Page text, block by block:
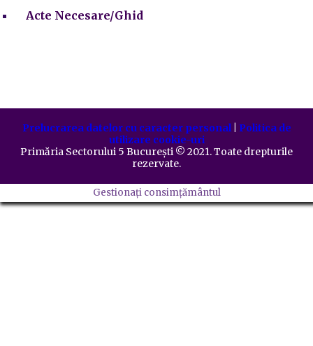
Acte Necesare/Ghid
Prelucrarea datelor cu caracter personal| Politica de
utilizare cookie-uri
Primăria Sectorului 5 București ©️ 2021. Toate drepturile
rezervate.
Gestionați consimțământul